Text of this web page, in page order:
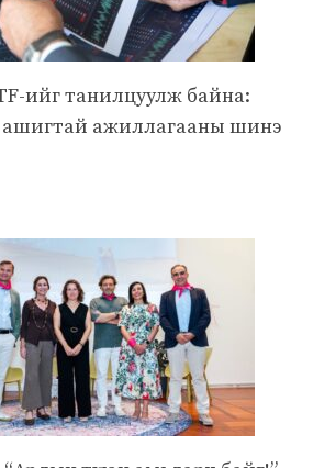
ийг танилцуулж байна:
ашигтай ажиллагааны шинэ